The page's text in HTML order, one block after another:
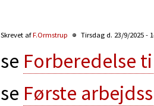
Skrevet afF.Ormstrup Tirsdag d. 23/9/2025 -
se Forberedelse
se Første